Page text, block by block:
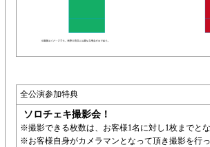
全公演参加特典
ソロチェキ撮影会！
※撮影できる枚数は、お客様1名に対し1枚までとな
※お客様自身がカメラマンとなって頂き撮影を行っ